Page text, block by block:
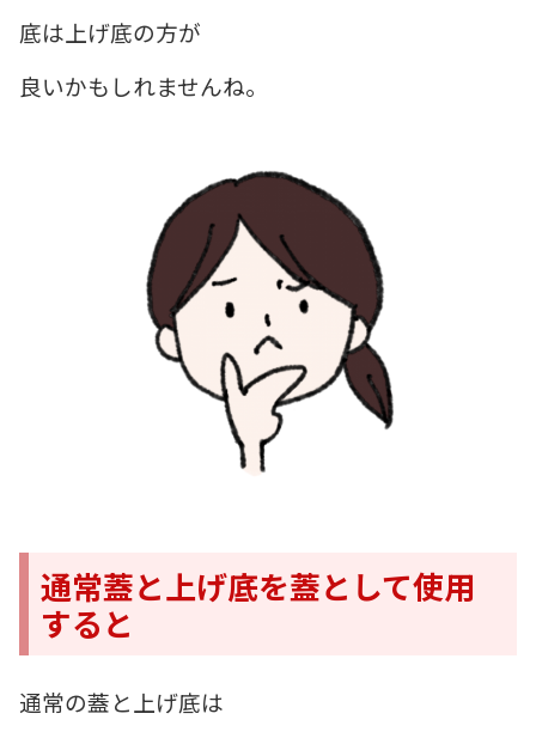
底は上げ底の方が
良いかもしれませんね。
通常蓋と上げ底を蓋として使用
すると
通常の蓋と上げ底は